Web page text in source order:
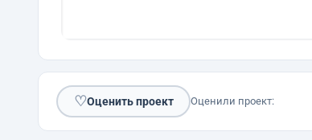
♡Оценить проект Оценили проект: